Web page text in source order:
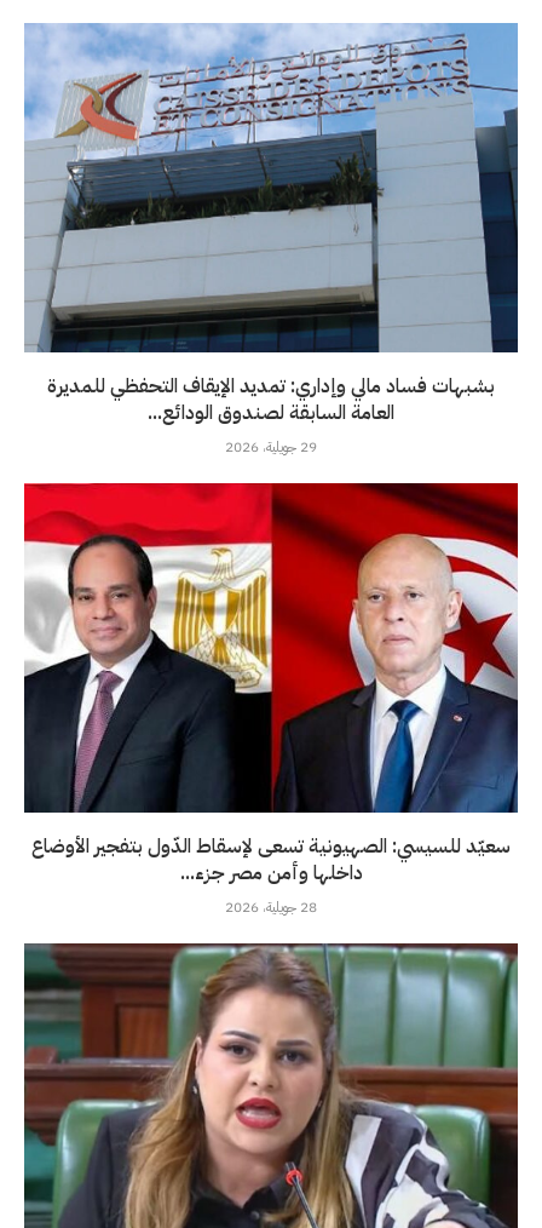
بشبهات فساد مالي وإداري: تمديد الإيقاف التحفظي للمديرة
العامة السابقة لصندوق الودائع...
29 جويلية، 2026
سعيّد للسيسي: الصهيونية تسعى لإسقاط الدّول بتفجير الأوضاع
داخلها وأمن مصر جزء...
28 جويلية، 2026